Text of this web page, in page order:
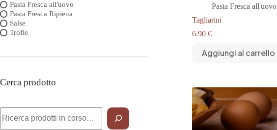
Pasta Fresca all'uovo
Tagliarini
6.90 €
Aggiungi al carrello
Pasta Fresca all'uovo
Pasta Fresca Ripiena
Salse
Trofie
Cerca prodotto